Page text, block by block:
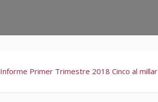
Informe Primer Trimestre 2018 Cinco al millar